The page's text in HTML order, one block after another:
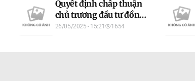
Quyết định chấp thuận
chủ trương đầu tư đồng
thời chấp thuận nhà
26/05/2025 - 15:21 1654